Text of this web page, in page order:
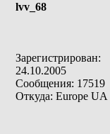
lvv_68
Зарегистрирован:
24.10.2005
Сообщения: 17519
Откуда: Europe UA